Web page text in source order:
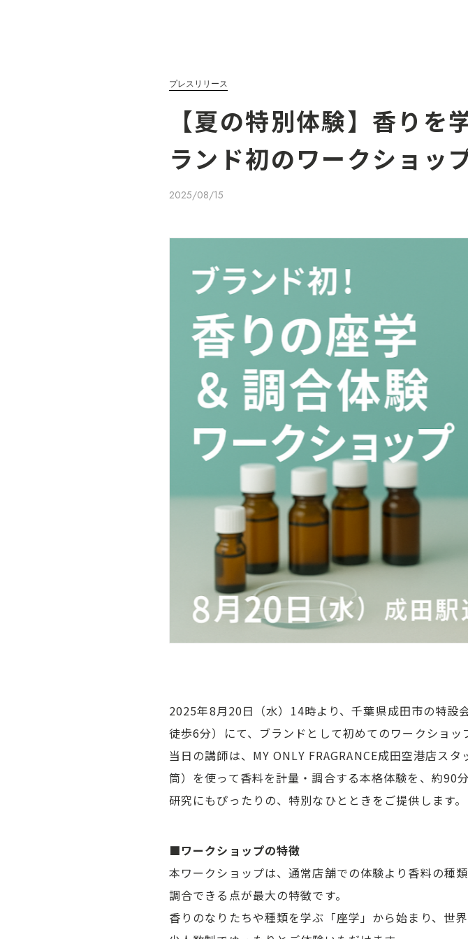
プレスリリース
【夏の特別体験】香り
ランド初のワークショッ
2025/08/15
2025年8月20日（水）14時より、千葉県成田市の特設
徒歩6分）にて、ブランドとして初めてのワークショッ
当日の講師は、MY ONLY FRAGRANCE成田空港店ス
筒）を使って香料を計量・調合する本格体験を、約90
研究にもぴったりの、特別なひとときをご提供します。
■ワークショップの特徴
本ワークショップは、通常店舗での体験より香料の種
調合できる点が最大の特徴です。
香りのなりたちや種類を学ぶ「座学」から始まり、世